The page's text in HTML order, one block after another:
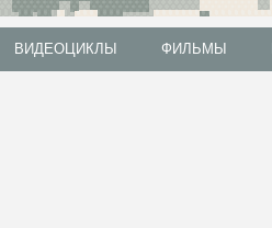
ВИДЕОЦИКЛЫ ФИЛЬМЫ